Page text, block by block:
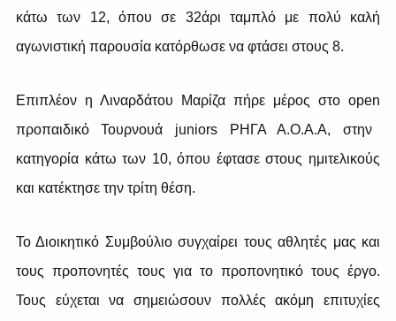
κάτω των 12, όπου σε 32άρι ταμπλό με πολύ καλή
αγωνιστική παρουσία κατόρθωσε να φτάσει στους 8.
Επιπλέον η Λιναρδάτου Μαρίζα πήρε μέρος στοopen
προπαιδικό Τουρνουά juniors ΡΗΓΑ Α.Ο.Α.Α, στην
κατηγορία κάτω των 10, όπου έφτασε στους ημιτελικούς
και κατέκτησε την τρίτη θέση.
Το Διοικητικό Συμβούλιο συγχαίρει τους αθλητές μας και
τους προπονητές τους για το προπονητικό τους έργο.
Τους εύχεται να σημειώσουν πολλές ακόμη επιτυχίες